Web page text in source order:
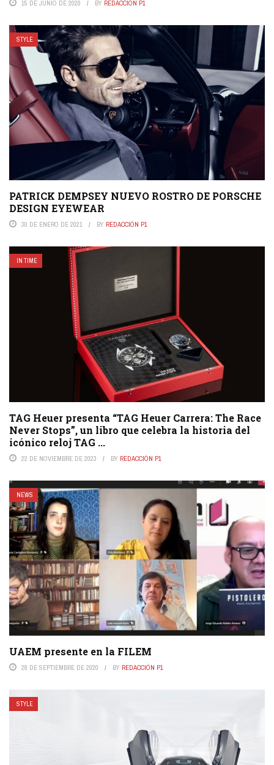
15 DE JUNIO DE 2020 BY REDACCIÓN P1
STYLE
PATRICK DEMPSEY NUEVO ROSTRO DE PORSCHE
DESIGN EYEWEAR
30 DE ENERO DE 2021 BY REDACCIÓN P1
IN TIME
TAG Heuer presenta “TAG Heuer Carrera: The Race
Never Stops”, un libro que celebra la historia del
icónico reloj TAG ...
22 DE NOVIEMBRE DE 2023 BY REDACCIÓN P1
NEWS
UAEM presente en la FILEM
28 DE SEPTIEMBRE DE 2020 BY REDACCIÓN P1
STYLE